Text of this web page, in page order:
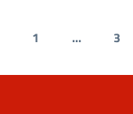
1 ... 3